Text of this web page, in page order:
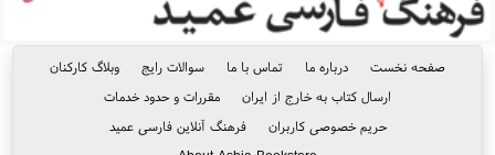
صفحه نخست درباره ما تماس با ما سوالات رایج
وبلاگ کارکنان
ارسال کتاب به خارج از ایران
مقررات و حدود خدمات
حریم خصوصی کاربران
فرهنگ آنلاین فارسی عمید